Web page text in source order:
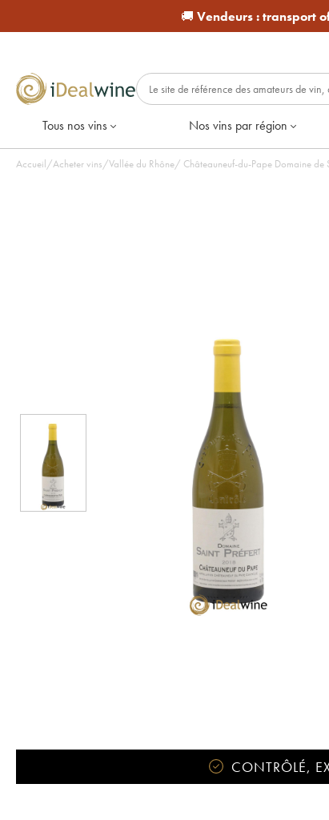
🚚 Vendeurs :transport
Tous nos vins Nos vins par région
Accueil/Acheter vins/Vallée du Rhône/ Châteauneuf-du-Pape Domaine
CONTRÔLÉ,